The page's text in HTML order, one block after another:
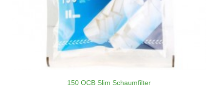
150 OCB Slim Schaumfilter